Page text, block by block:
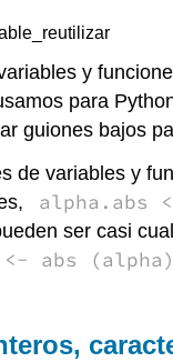
y
para
guiones bajos
de variables y
alpha.abs
ser casi
abs (alpha)